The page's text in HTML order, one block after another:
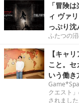
「冒険
ィ ヴァ
っぷり
ふたつの
【キャ
こと。セ
いう働き
クエスト
されまし